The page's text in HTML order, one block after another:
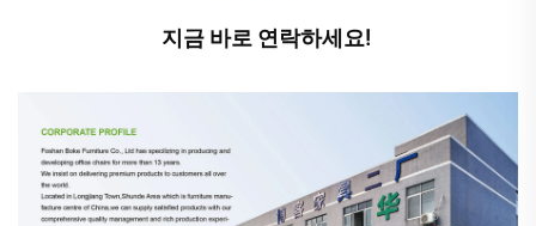
지금 바로 연락하세요!